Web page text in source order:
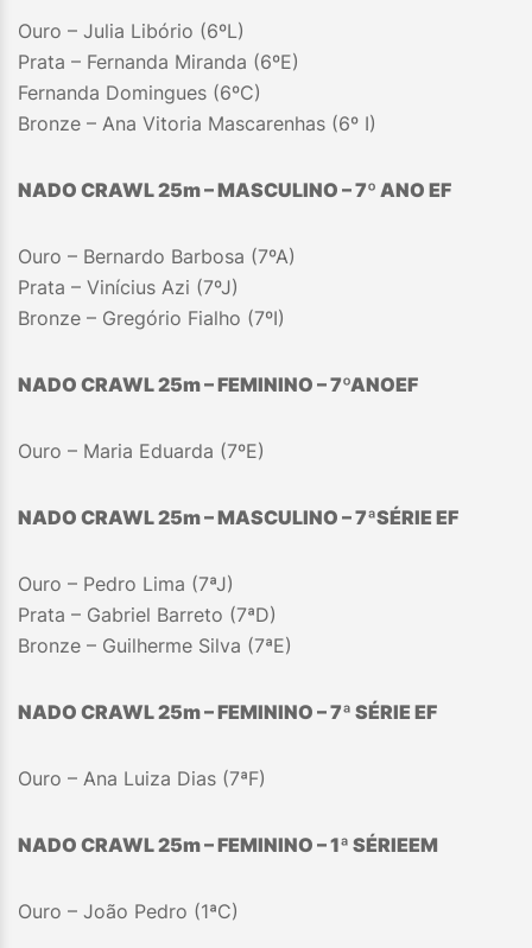
Ouro – Julia Libório (6ºL)
Prata – Fernanda Miranda (6ºE)
Fernanda Domingues (6ºC)
Bronze – Ana Vitoria Mascarenhas (6º I)
NADO CRAWL 25m – MASCULINO – 7º ANO EF
Ouro – Bernardo Barbosa (7ºA)
Prata – Vinícius Azi (7ºJ)
Bronze – Gregório Fialho (7ºI)
NADO CRAWL 25m – FEMININO – 7ºANOEF
Ouro – Maria Eduarda (7ºE)
NADO CRAWL 25m – MASCULINO – 7ªSÉRIE EF
Ouro – Pedro Lima (7ªJ)
Prata – Gabriel Barreto (7ªD)
Bronze – Guilherme Silva (7ªE)
NADO CRAWL 25m – FEMININO – 7ª SÉRIE EF
Ouro – Ana Luiza Dias (7ªF)
NADO CRAWL 25m – FEMININO – 1ª SÉRIEEM
Ouro – João Pedro (1ªC)